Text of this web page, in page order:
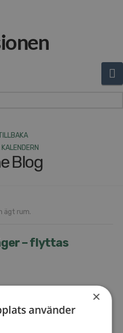
Blog
ägt rum.
– flyttas
×
använder